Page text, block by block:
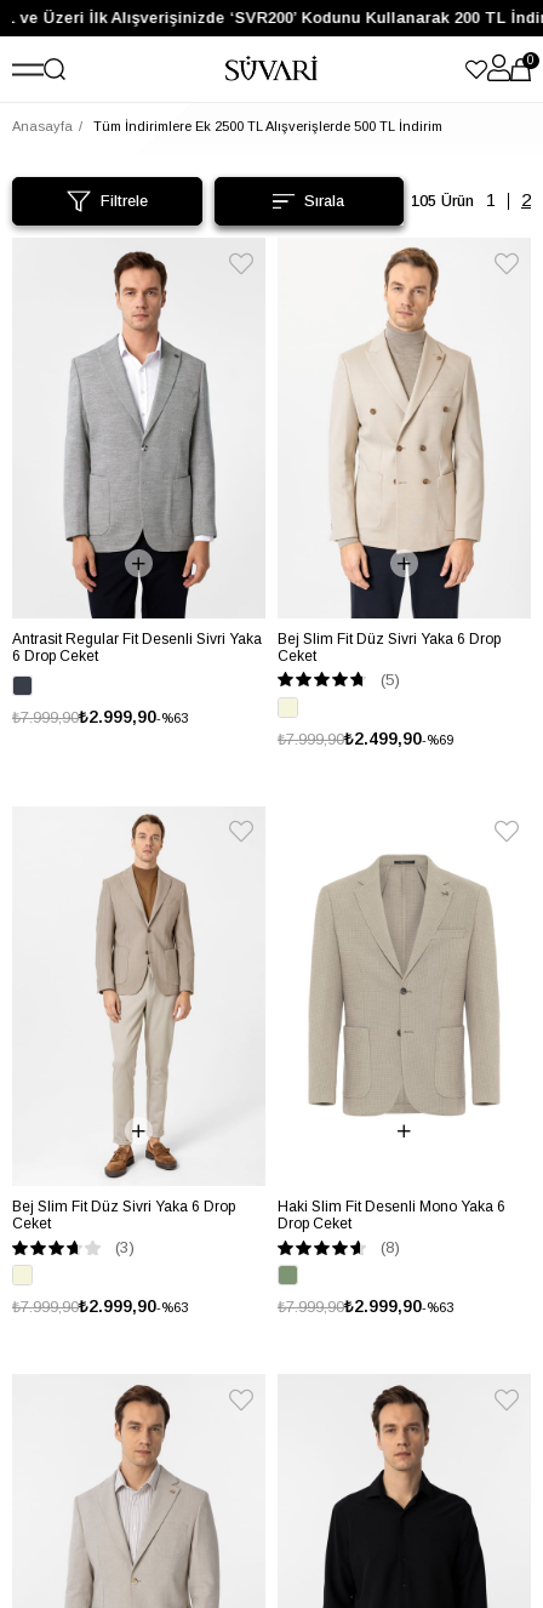
Üzeri İlk Alışverişinizde ‘SVR200’ Kodunu Kullanarak 200 TL İndirim
0
Anasayfa Tüm İndirimlere Ek 2500 TL Alışverişlerde 500 TL İndirim
Filtrele 105 Ürün
Antrasit Regular Fit Desenli Sivri Yaka
6 Drop Ceket
%63
₺2.999,90
₺7.999,90
Bej Slim Fit Düz Sivri Yaka 6 Drop
Ceket
(5)
%69
₺2.499,90
₺7.999,90
Bej Slim Fit Düz Sivri Yaka 6 Drop
Ceket
(3)
%63
₺2.999,90
₺7.999,90
Haki Slim Fit Desenli Mono Yaka 6
Drop Ceket
(8)
%63
₺2.999,90
₺7.999,90